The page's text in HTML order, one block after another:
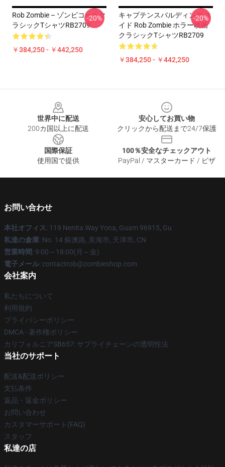
Rob Zombie – ゾンビコールク
ラシックTシャツRB2709
￥384,250 - ￥442,250
-20%
キャプテンスバルディング ス
イド Rob Zombie ホラー映画
クラシックTシャツRB2709
￥384,250 - ￥442,250
-20%
世界中に配送
200カ国以上に配送
安心してお買い物
クリックから配送まで24/7保護
国際保証
使用国で提供
100％安全なチェックアウト
PayPal / マスターカード / ビザ
お問い合わせ
本社オフィス: 119 Nenita Way Yona, Guam 96915, Gu
私達の倉庫: No. 14 蘇澳路, 美海市, 天津市, CN
営業時間: 9:00～18:00(月～金)
電子メール: contactrob@zombieshop.com
会社案内
私たちについて
利用規約
プライバシーポリシー
DMCA - 著作権ポリシー
カリフォルニアSB657: サプライチェーンの透明性法
当社のサポート
配送&配送ポリシー
支払条件
返品・返金ポリシー
お問い合わせ
カスタマーサポート(FAQ)
スタッフ
私達の店